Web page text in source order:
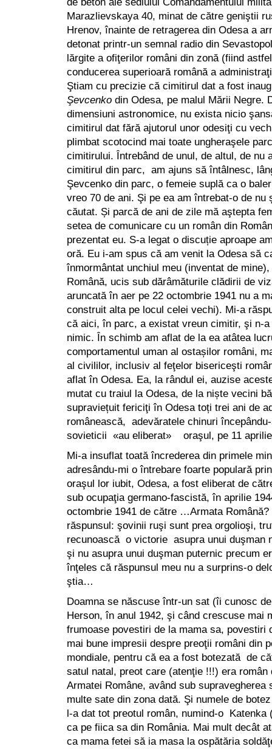
Marazlievskaya 40, minat de către geniştii
Hrenov, înainte de retragerea din Odesa a
detonat printr-un semnal radio din
lărgite a ofiţerilor români din zonă (fiind
conducerea superioară română a
Ştiam cu precizie că cimitirul dat a fost
Şevcenko din Odesa, pe malul Mării Negre.
dimensiuni astronomice, nu exista nicio
cimitirul dat fără ajutorul unor odesiţi cu
plimbat scotocind mai toate ungheraşele
cimitirului. Întrebând de unul, de altul, de nu
cimitirul din parc, am ajuns să întâlnesc,
Şevcenko din parc, o femeie suplă ca o
vreo 70 de ani. Şi pe ea am întrebat-o de
căutat. Și parcă de ani de zile mă aştepta
setea de comunicare cu un român din
prezentat eu. S-a legat o discuție aproape
oră. Eu i-am spus că am venit la Odesa să
înmormântat unchiul meu (inventat de
Română, ucis sub dărâmăturile clădirii de
aruncată în aer pe 22 octombrie 1941 nu a
construit alta pe locul celei vechi). Mi-a
că aici, în parc, a existat vreun cimitir, şi n-
nimic. În schimb am aflat de la ea atâtea
comportamentul uman al ostașilor români,
al civililor, inclusiv al feţelor bisericeşti
aflat în Odesa. Ea, la rândul ei, auzise
mutat cu traiul la Odesa, de la niște vecini
supraviețuit fericiţi în Odesa toți trei ani de
românească, adevăratele chinuri
sovieticii «au eliberat» oraşul, pe 11
Mi-a insuflat toată încrederea din primele
adresându-mi o întrebare foarte populară
oraşul lor iubit, Odesa, a fost eliberat de
sub ocupaţia germano-fascistă, în aprilie
octombrie 1941 de către …Armata
răspunsul: şovinii ruşi sunt prea orgolioşi,
recunoască o victorie asupra unui duşman
şi nu asupra unui duşman puternic precum
înţeles că răspunsul meu nu a surprins-o
ştia…
Doamna se născuse într-un sat (îi cunosc
Herson, în anul 1942, şi când crescuse mai
frumoase povestiri de la mama sa, povestiri
mai bune impresii despre preoţii români din
mondiale, pentru că ea a fost botezată de
satul natal, preot care (atenţie !!!) era
Armatei Române, având sub supravegherea
multe sate din zona dată. Şi numele de
l-a dat tot preotul român, numind-o Katenka
ca pe fiica sa din România. Mai mult decât
ca mama fetei să ia masa la ospătăria